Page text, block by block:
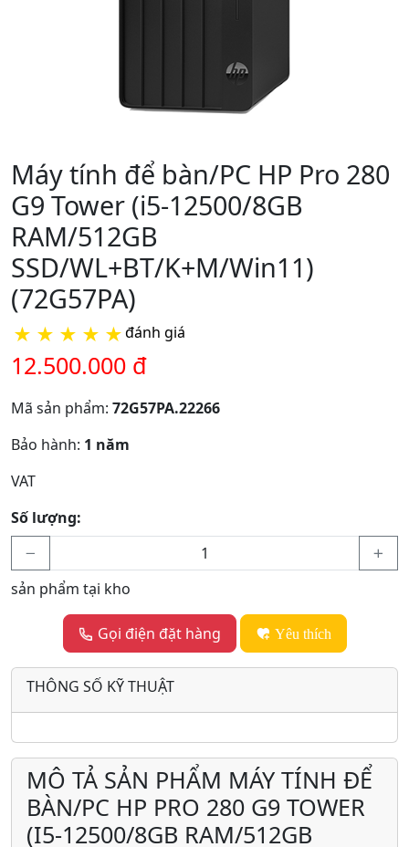
Máy tính để bàn/PC HP Pro 280
G9 Tower (i5-12500/8GB
RAM/512GB
SSD/WL+BT/K+M/Win11)
(72G57PA)
★ ★ ★ ★ ★đánh giá
12.500.000 đ
Mã sản phẩm: 72G57PA.22266
Bảo hành: 1 năm
VAT
Số lượng:
sản phẩm tại kho
Gọi điện đặt hàng Yêu thích
THÔNG SỐ KỸ THUẬT
MÔ TẢ SẢN PHẨM MÁY TÍNH ĐỂ
BÀN/PC HP PRO 280 G9 TOWER
(I5-12500/8GB RAM/512GB